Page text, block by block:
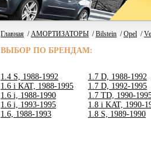
Главная /АМОРТИЗАТОРЫ /Bilstein /Opel /
ВЫБОР ПО БРЕНДАМ:
1.4 S, 1988-1992
1.6 i KAT, 1988-1995
1.6 i, 1988-1990
1.6 i, 1993-1995
1.6, 1988-1993
1.7 D, 1988-1992
1.7 D, 1992-1995
1.7 TD, 1990-
1.8 i KAT, 1990-
1.8 S, 1989-1990